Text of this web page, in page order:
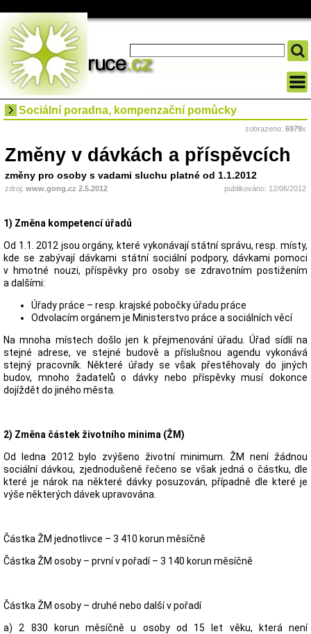
Sociální poradna, kompenzační pomůcky
zobrazeno: 6979x
Změny v dávkách a příspěvcích
změny pro osoby s vadami sluchu platné od 1.1.2012
zdroj: www.gong.cz 2.5.2012 publikováno: 12/06/2012
1) Změna kompetencí úřadů
Od 1.1. 2012 jsou orgány, které vykonávají státní správu, resp. místy,
kde se zabývají dávkami státní sociální podpory, dávkami pomoci
v hmotné nouzi, příspěvky pro osoby se zdravotním postižením
a dalšími:
Úřady práce – resp. krajské pobočky úřadu práce
Odvolacím orgánem je Ministerstvo práce a sociálních věcí
Na mnoha místech došlo jen k přejmenování úřadu. Úřad sídlí na
stejné adrese, ve stejné budově a příslušnou agendu vykonává
stejný pracovník. Některé úřady se však přestěhovaly do jiných
budov, mnoho žadatelů o dávky nebo příspěvky musí dokonce
dojíždět do jiného města.
2) Změna částek životního minima (ŽM)
Od ledna 2012 bylo zvýšeno životní minimum. ŽM není žádnou
sociální dávkou, zjednodušeně řečeno se však jedná o částku, dle
které je nárok na některé dávky posuzován, případně dle které je
výše některých dávek upravována.
Částka ŽM jednotlivce – 3 410 korun měsíčně
Částka ŽM osoby – první v pořadí – 3 140 korun měsíčně
Částka ŽM osoby – druhé nebo další v pořadí
a) 2 830 korun měsíčně u osoby od 15 let věku, která není